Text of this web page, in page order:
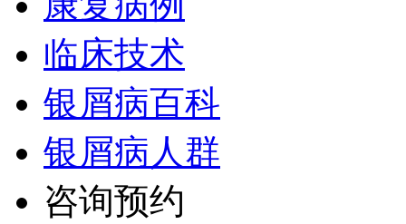
临床技术
银屑病百科
银屑病人群
咨询预约